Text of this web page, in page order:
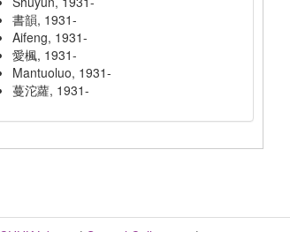
書韻, 1931-
Aifeng, 1931-
愛楓, 1931-
Mantuoluo, 1931-
蔓沱蘿, 1931-